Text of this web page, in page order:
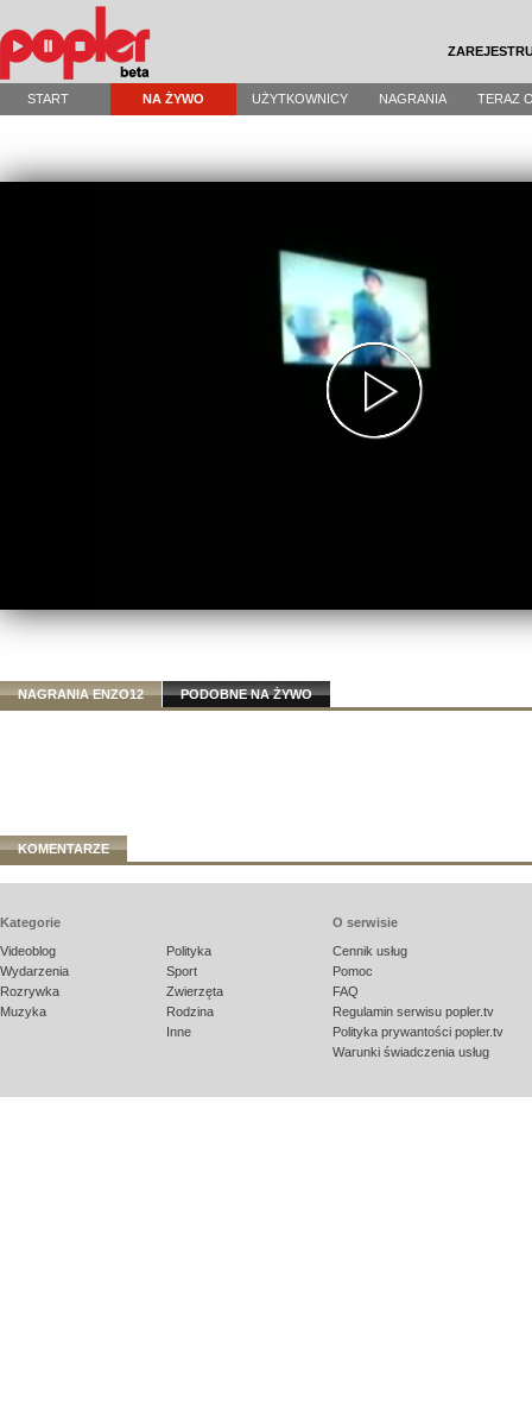
START NA ŻYWO UŻYTKOWNICY NAGRANIA TERAZ
NAGRANIA ENZO12 PODOBNE NA ŻYWO
KOMENTARZE
Kategorie
Videoblog
Wydarzenia
Rozrywka
Muzyka
Polityka
Sport
Zwierzęta
Rodzina
Inne
O serwisie
Cennik usług
Pomoc
FAQ
Regulamin serwisu popler.tv
Polityka prywantości popler.tv
Warunki świadczenia usług